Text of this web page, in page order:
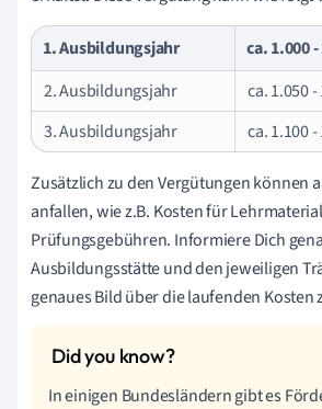
1. Ausbildungsjahr
ca. 1.000
2. Ausbildungsjahr
ca. 1.050
3. Ausbildungsjahr
ca. 1.100
Zusätzlich zu den Vergütungen können
anfallen, wie z.B. Kosten für
Prüfungsgebühren. Informiere Dich
Ausbildungsstätte und den jeweiligen
genaues Bild über die laufenden Kosten
In einigen Bundesländern gibt es